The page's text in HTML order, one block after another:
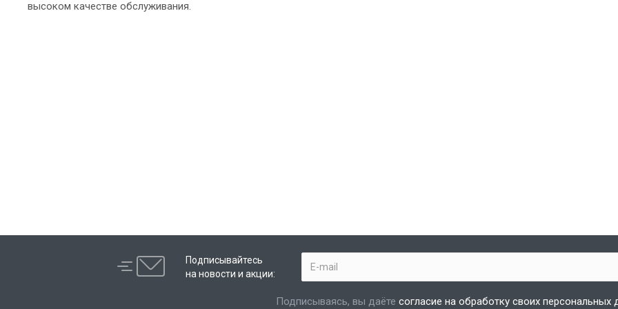
высоком качестве обслуживания.
Подписывайтесь
на новости и акции:
Подписываясь, вы даёте согласие на обработку своих персональных